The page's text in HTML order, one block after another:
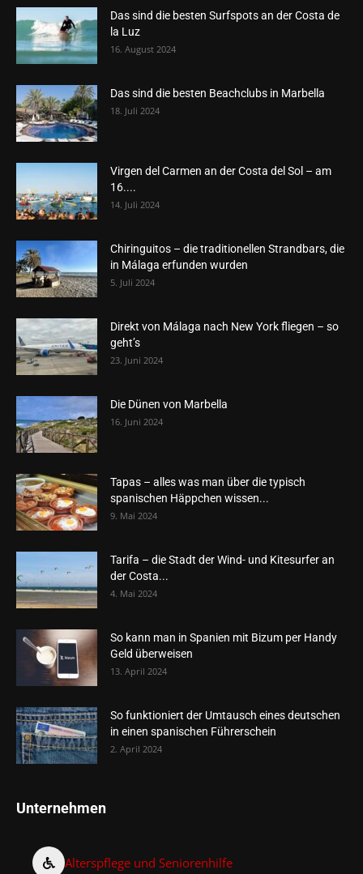
Das sind die besten Surfspots an der Costa de
la Luz
16. August 2024
Das sind die besten Beachclubs in Marbella
18. Juli 2024
Virgen del Carmen an der Costa del Sol – am
16....
14. Juli 2024
Chiringuitos – die traditionellen Strandbars, die
in Málaga erfunden wurden
5. Juli 2024
Direkt von Málaga nach New York fliegen – so
geht’s
23. Juni 2024
Die Dünen von Marbella
16. Juni 2024
Tapas – alles was man über die typisch
spanischen Häppchen wissen...
9. Mai 2024
Tarifa – die Stadt der Wind- und Kitesurfer an
der Costa...
4. Mai 2024
So kann man in Spanien mit Bizum per Handy
Geld überweisen
13. April 2024
So funktioniert der Umtausch eines deutschen
in einen spanischen Führerschein
2. April 2024
Unternehmen
Alterspflege und Seniorenhilfe